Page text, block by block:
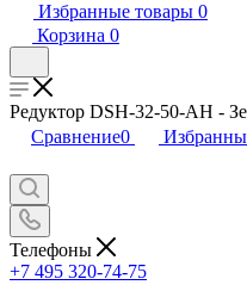
Избранные товары 0
Корзина 0
Редуктор DSH-32-50-AH -
Сравнение0
Телефоны
+7 495 320-74-75